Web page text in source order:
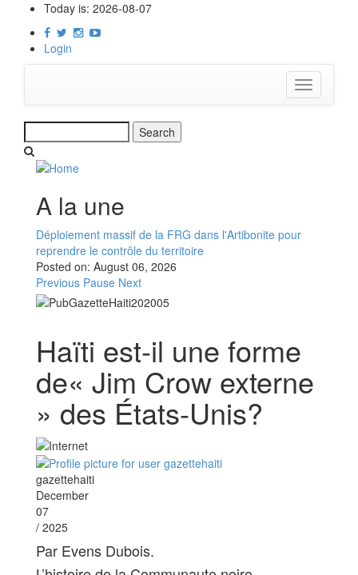
content
Today is: 2026-08-07
Login
Toggle
navigation
A la une
Déploiement massif de la FRG dans l'Artibonite pour
reprendre le contrôle du territoire
Posted on: August 06, 2026
Previous Pause Next
Haïti est-il une forme
de« Jim Crow externe
» des États‑Unis?
gazettehaiti
December
07
/ 2025
Par Evens Dubois.